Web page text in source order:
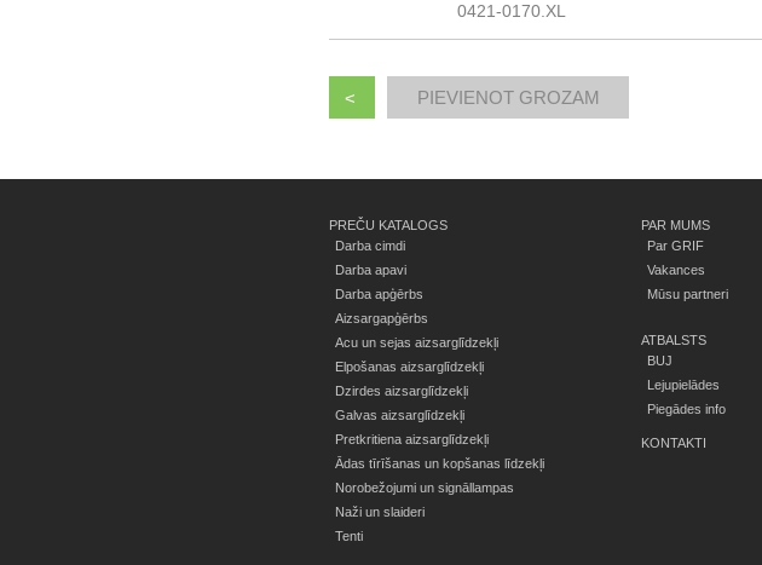
0421-0170.XL
<
PREČU KATALOGS
Darba cimdi
Darba apavi
Darba apģērbs
Aizsargapģērbs
Acu un sejas aizsarglīdzekļi
Elpošanas aizsarglīdzekļi
Dzirdes aizsarglīdzekļi
Galvas aizsarglīdzekļi
Pretkritiena aizsarglīdzekļi
Ādas tīrīšanas un kopšanas līdzekļi
Norobežojumi un signāllampas
Naži un slaideri
Tenti
PAR MUMS
Par GRIF
Vakances
Mūsu partneri
ATBALSTS
BUJ
Lejupielādes
Piegādes info
KONTAKTI